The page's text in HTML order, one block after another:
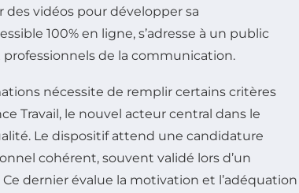
vidéos pour développer sa
100% en ligne, s’adresse à un public
de la communication.
nécessite de remplir certains critères
Travail, le nouvel acteur central dans le
Le dispositif attend une candidature
cohérent, souvent validé lors d’un
dernier évalue la motivation et l’adéquation